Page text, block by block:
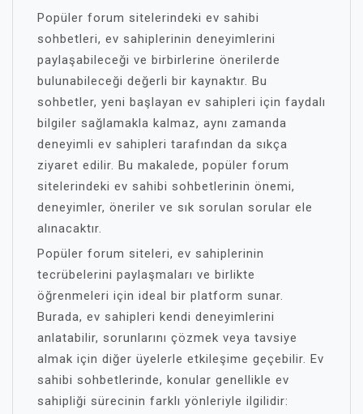
Popüler forum sitelerindeki ev sahibi
sohbetleri, ev sahiplerinin deneyimlerini
paylaşabileceği ve birbirlerine önerilerde
bulunabileceği değerli bir kaynaktır. Bu
sohbetler, yeni başlayan ev sahipleri için faydalı
bilgiler sağlamakla kalmaz, aynı zamanda
deneyimli ev sahipleri tarafından da sıkça
ziyaret edilir. Bu makalede, popüler forum
sitelerindeki ev sahibi sohbetlerinin önemi,
deneyimler, öneriler ve sık sorulan sorular ele
alınacaktır.
Popüler forum siteleri, ev sahiplerinin
tecrübelerini paylaşmaları ve birlikte
öğrenmeleri için ideal bir platform sunar.
Burada, ev sahipleri kendi deneyimlerini
anlatabilir, sorunlarını çözmek veya tavsiye
almak için diğer üyelerle etkileşime geçebilir. Ev
sahibi sohbetlerinde, konular genellikle ev
sahipliği sürecinin farklı yönleriyle ilgilidir: